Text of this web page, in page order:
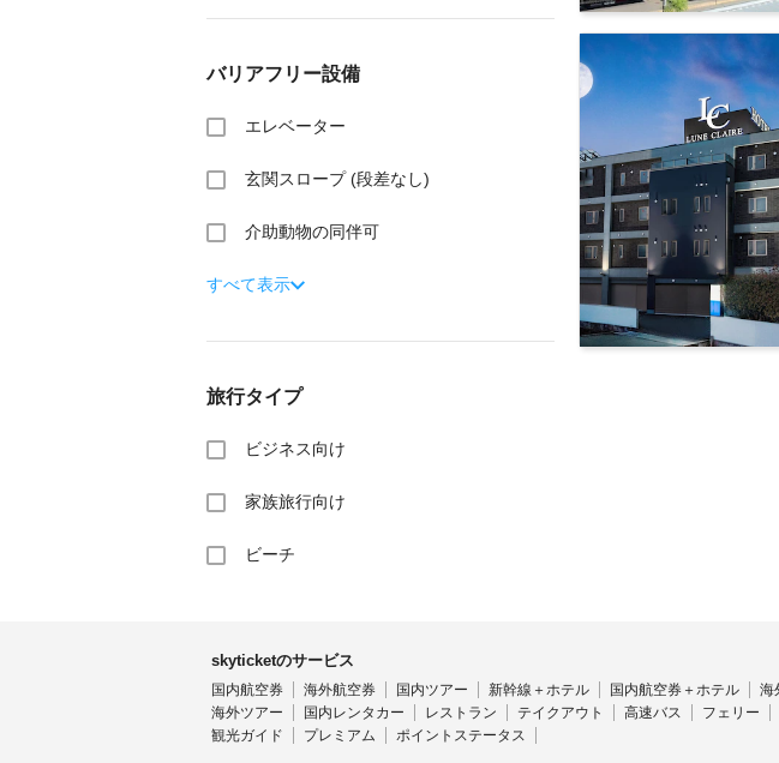
バリアフリー設備
エレベーター
玄関スロープ (段差なし)
介助動物の同伴可
すべて表示
旅行タイプ
ビジネス向け
家族旅行向け
ビーチ